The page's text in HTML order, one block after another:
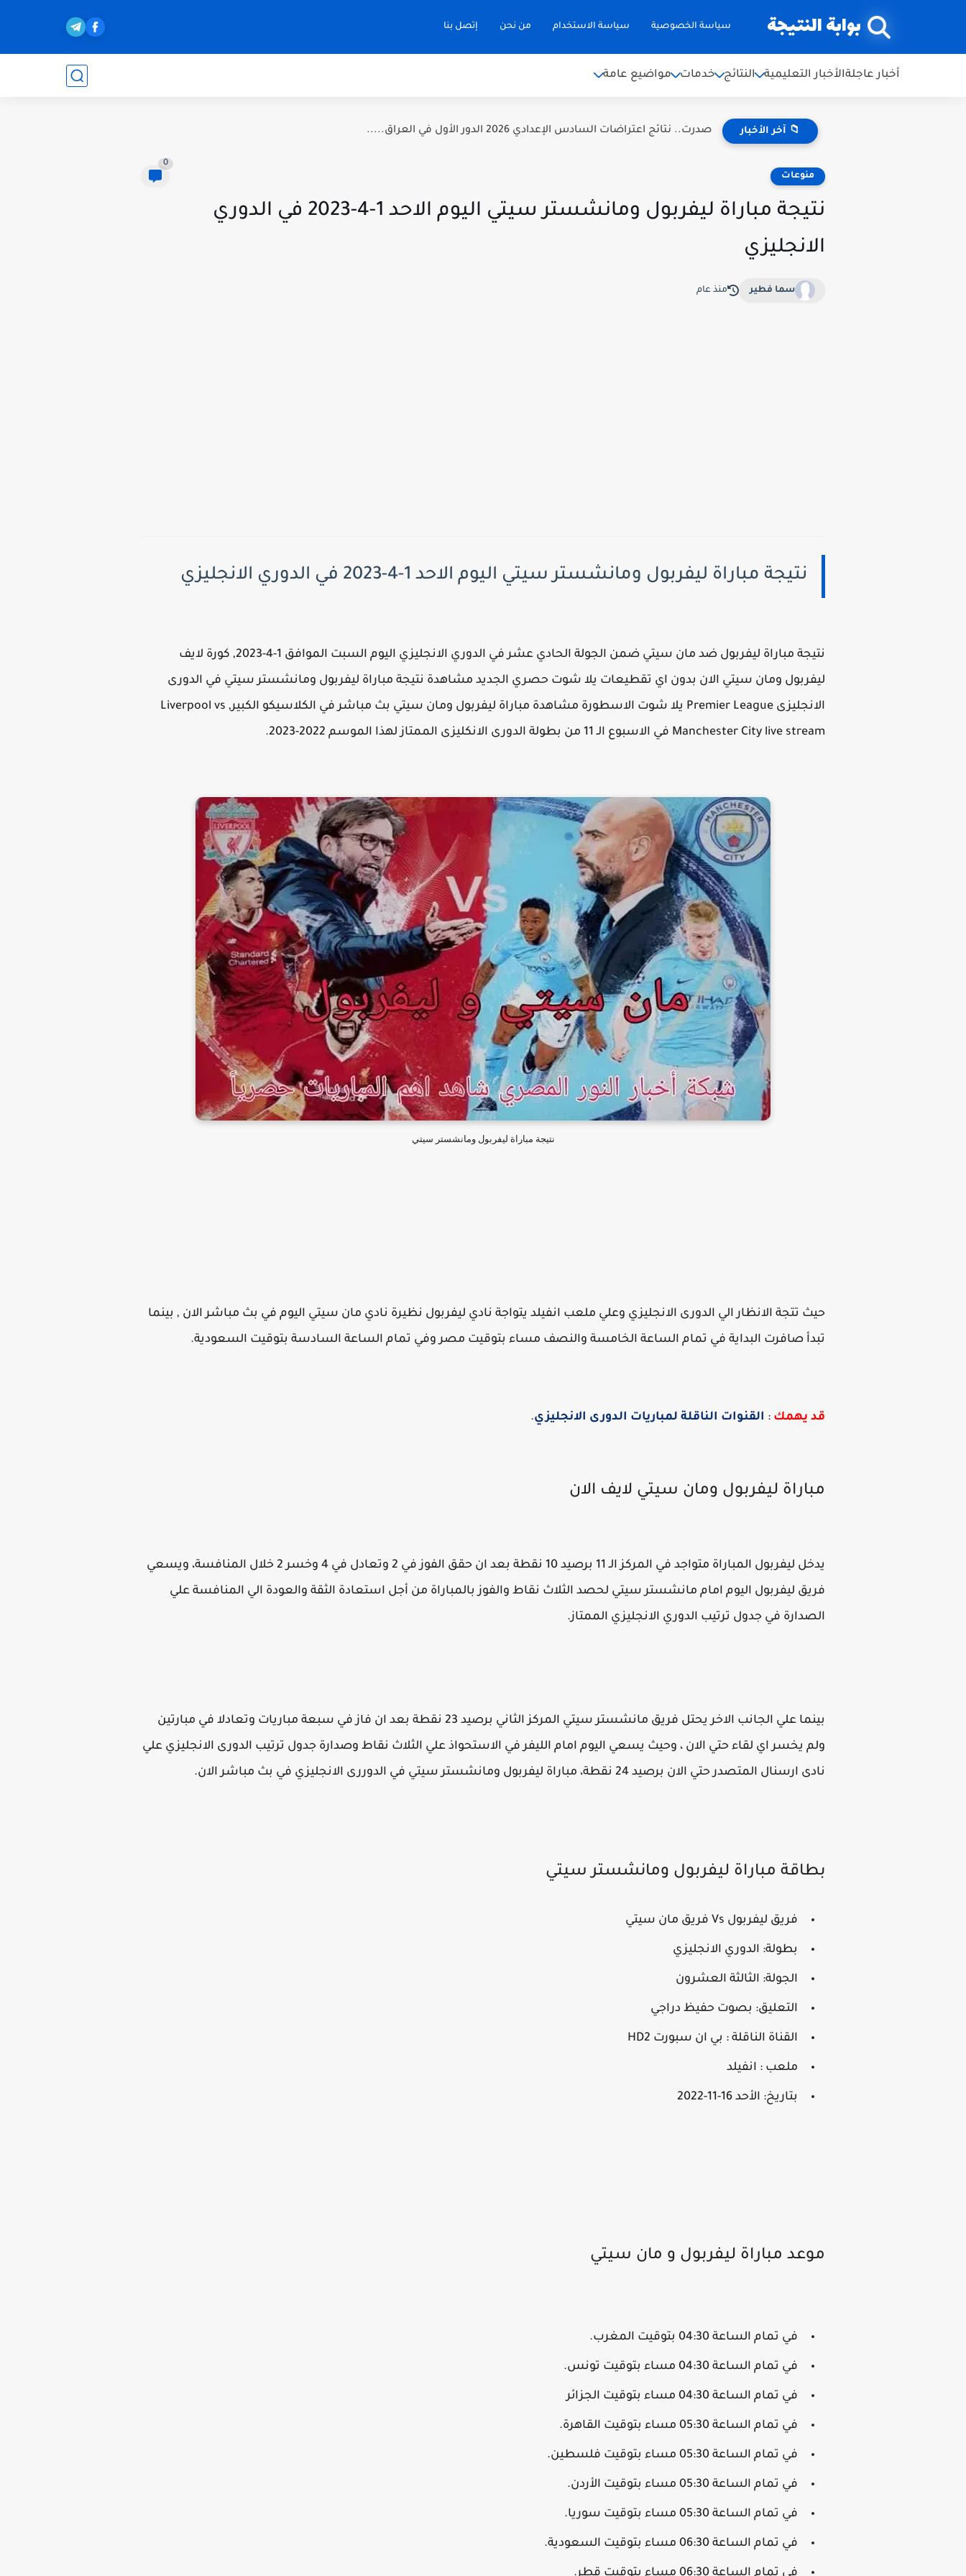
بوابة النتيجة سياسة الخصوصية سياسة الاستخدام من نحن إتصل بنا
أخبار عاجلةالأخبار التعليمية النتائج خدمات مواضيع عامة
📁 آخر الأخبار صدرت.. نتائج اعتراضات السادس الإعدادي 2026 الدور الأول في العراق.....
منوعات
0
نتيجة مباراة ليفربول ومانشستر سيتي اليوم الاحد 1-4-2023 في الدوري
الانجليزي
سما فطير منذ عام
نتيجة مباراة ليفربول ومانشستر سيتي اليوم الاحد 1-4-2023 في الدوري الانجليزي
نتيجة مباراة ليفربول ضد مان سيتي ضمن الجولة الحادي عشر في الدوري الانجليزي اليوم السبت الموافق 1-4-2023, كورة لايف
ليفربول ومان سيتي الان بدون اي تقطيعات يلا شوت حصري الجديد مشاهدة نتيجة مباراة ليفربول ومانشستر سيتي في الدورى
الانجليزى Premier League يلا شوت الاسطورة مشاهدة مباراة ليفربول ومان سيتي بث مباشر في الكلاسيكو الكبير, Liverpool vs
Manchester City live stream في الاسبوع الـ 11 من بطولة الدورى الانكليزى الممتاز لهذا الموسم 2022-2023.
نتيجة مباراة ليفربول ومانشستر سيتي
حيث تتجة الانظار الي الدورى الانجليزي وعلي ملعب انفيلد يتواجة نادي ليفربول نظيرة نادي مان سيتي اليوم في بث مباشر الان , بينما
تبدأ صافرت البداية في تمام الساعة الخامسة والنصف مساء بتوقيت مصر وفي تمام الساعة السادسة بتوقيت السعودية.
قد يهمك : القنوات الناقلة لمباريات الدورى الانجليزي.
مباراة ليفربول ومان سيتي لايف الان
يدخل ليفربول المباراة متواجد في المركز الـ 11 برصيد 10 نقطة بعد ان حقق الفوز في 2 وتعادل في 4 وخسر 2 خلال المنافسة، ويسعي
فريق ليفربول اليوم امام مانشستر سيتي لحصد الثلاث نقاط والفوز بالمباراة من أجل استعادة الثقة والعودة الي المنافسة علي
الصدارة في جدول ترتيب الدوري الانجليزي الممتاز.
بينما علي الجانب الاخر يحتل فريق مانشستر سيتي المركز الثاني برصيد 23 نقطة بعد ان فاز في سبعة مباريات وتعادلا في مبارتين
ولم يخسر اي لقاء حتي الان ، وحيث يسعي اليوم امام الليفر في الاستحواذ علي الثلاث نقاط وصدارة جدول ترتيب الدورى الانجليزي علي
نادى ارسنال المتصدر حتي الان برصيد 24 نقطة، مباراة ليفربول ومانشستر سيتي في الدوررى الانجليزي في بث مباشر الان.
بطاقة مباراة ليفربول ومانشستر سيتي
فريق ليفربول Vs فريق مان سيتي
بطولة: الدوري الانجليزي
الجولة: الثالثة العشرون
التعليق: بصوت حفيظ دراجي
القناة الناقلة : بي ان سبورت HD2
ملعب : انفيلد
بتاريخ: الأحد 16-11-2022
موعد مباراة ليفربول و مان سيتي
في تمام الساعة 04:30 بتوقيت المغرب.
في تمام الساعة 04:30 مساء بتوقيت تونس.
في تمام الساعة 04:30 مساء بتوقيت الجزائر
في تمام الساعة 05:30 مساء بتوقيت القاهرة.
في تمام الساعة 05:30 مساء بتوقيت فلسطين.
في تمام الساعة 05:30 مساء بتوقيت الأردن.
في تمام الساعة 05:30 مساء بتوقيت سوريا.
في تمام الساعة 06:30 مساء بتوقيت السعودية.
في تمام الساعة 06:30 مساء بتوقيت قطر.